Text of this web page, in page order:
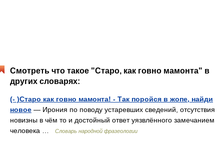
Смотреть что такое "Старо, как говно мамонта" в
других словарях:
(- )Старо как говно мамонта! - Так поройся в жопе, найди
новое — Ирония по поводу устаревших сведений, отсутствия
новизны в чём то и достойный ответ уязвлённого замечанием
человека …
Словарь народной фразеологии